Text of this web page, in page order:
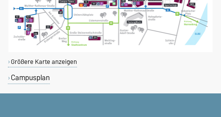
Größere Karte anzeigen
Campusplan